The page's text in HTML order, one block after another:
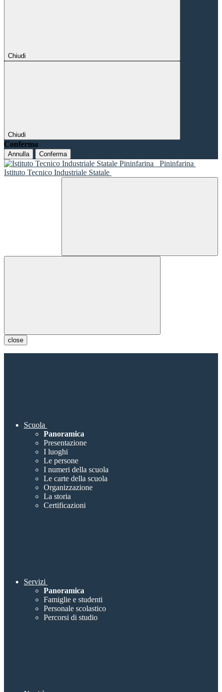
Chiudi
Chiudi
Conferma
Annulla Conferma
Pininfarina
Istituto Tecnico Industriale Statale
close
Scuola
Panoramica
Presentazione
I luoghi
Le persone
I numeri della scuola
Le carte della scuola
Organizzazione
La storia
Certificazioni
Servizi
Panoramica
Famiglie e studenti
Personale scolastico
Percorsi di studio